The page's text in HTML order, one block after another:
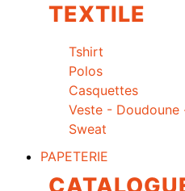
TEXTILE
Tshirt
Polos
Casquettes
Veste - Doudoune
Sweat
PAPETERIE